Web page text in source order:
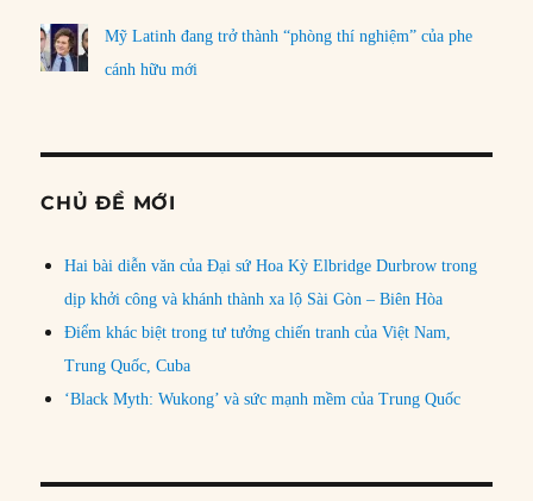
Mỹ Latinh đang trở thành “phòng thí nghiệm” của phe
cánh hữu mới
CHỦ ĐỀ MỚI
Hai bài diễn văn của Đại sứ Hoa Kỳ Elbridge Durbrow trong
dịp khởi công và khánh thành xa lộ Sài Gòn – Biên Hòa
Điểm khác biệt trong tư tưởng chiến tranh của Việt Nam,
Trung Quốc, Cuba
‘Black Myth: Wukong’ và sức mạnh mềm của Trung Quốc